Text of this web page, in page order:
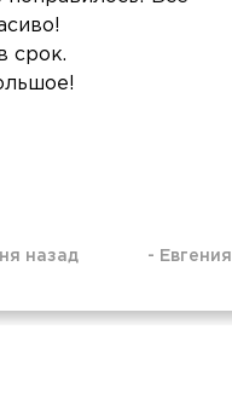
срок.
назад - Евгения